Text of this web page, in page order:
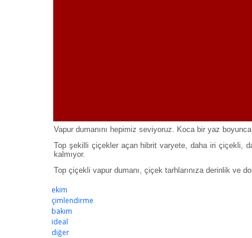
Vapur dumanını hepimiz seviyoruz. Koca bir yaz
Top şekilli çiçekler açan hibrit varyete, daha iri çiçekli,
kalmıyor.
Top çiçekli vapur dumanı, çiçek tarhlarınıza derinlik ve
ekim
çimlendirme
bakım
ideal
diğer